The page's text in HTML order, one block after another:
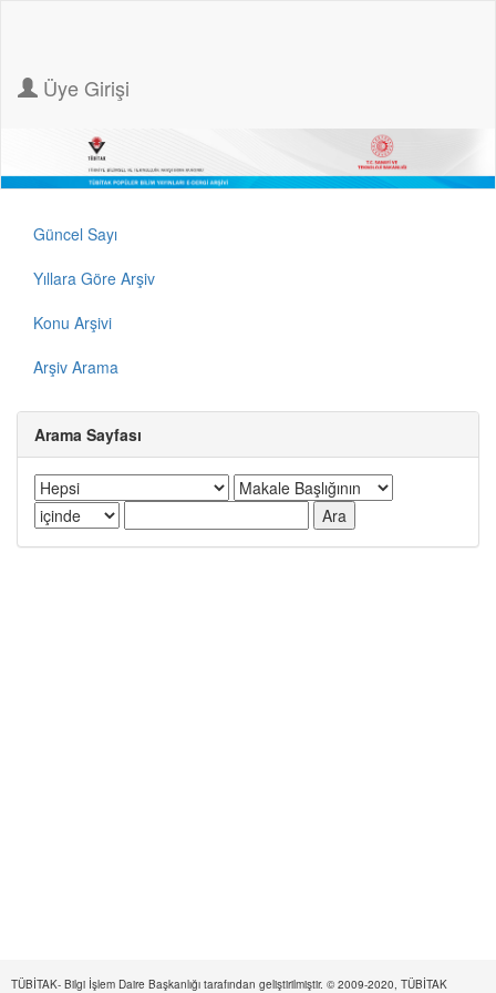
Üye Girişi
Güncel Sayı
Yıllara Göre Arşiv
Konu Arşivi
Arşiv Arama
Arama Sayfası
TÜBİTAK- Bilgi İşlem Daire Başkanlığı tarafından geliştirilmiştir. © 2009-2020, TÜBİTAK